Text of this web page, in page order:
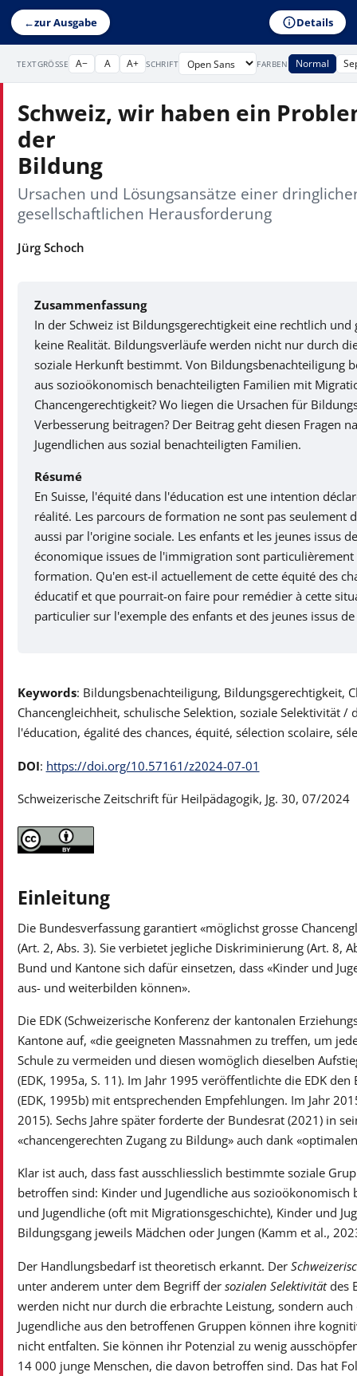
←zur Ausgabe Details
TEXTGRÖSSE A− A A+ SCHRIFT FARBEN Normal
Schweiz, wir haben ein
der
Bildung
Ursachen und Lösungsansätze einer
gesellschaftlichen Herausforderung
Jürg Schoch
Zusammenfassung
In der Schweiz ist Bildungsgerechtigkeit eine rechtlich
keine Realität. Bildungsverläufe werden nicht nur durch
soziale Herkunft bestimmt. Von Bildungsbenachteiligung
aus sozioökonomisch benachteiligten Familien mit
Chancengerechtigkeit? Wo liegen die Ursachen für
Verbesserung beitragen? Der Beitrag geht diesen Fragen
Jugendlichen aus sozial benachteiligten Familien.
Résumé
En Suisse, l'équité dans l'éducation est une intention
réalité. Les parcours de formation ne sont pas seulement
aussi par l'origine sociale. Les enfants et les jeunes issus
économique issues de l'immigration sont
formation. Qu'en est-il actuellement de cette équité des
éducatif et que pourrait-on faire pour remédier à cette
particulier sur l'exemple des enfants et des jeunes issus
Keywords: Bildungsbenachteiligung, Bildungsgerechtigkeit,
Chancengleichheit, schulische Selektion, soziale Selektivität
l'éducation, égalité des chances, équité, sélection scolaire,
DOI: https://doi.org/10.57161/z2024-07-01
Schweizerische Zeitschrift für Heilpädagogik, Jg. 30, 07/2024
Einleitung
Die Bundesverfassung garantiert «möglichst grosse
(Art. 2, Abs. 3). Sie verbietet jegliche Diskriminierung (Art. 8,
Bund und Kantone sich dafür einsetzen, dass «Kinder und
aus- und weiterbilden können».
Die EDK (Schweizerische Konferenz der kantonalen
Kantone auf, «die geeigneten Massnahmen zu treffen, um
Schule zu vermeiden und diesen womöglich dieselben
(EDK, 1995a, S. 11). Im Jahr 1995 veröffentlichte die EDK
(EDK, 1995b) mit entsprechenden Empfehlungen. Im Jahr
2015). Sechs Jahre später forderte der Bundesrat (2021) in
«chancengerechten Zugang zu Bildung» auch dank
Klar ist auch, dass fast ausschliesslich bestimmte soziale
betroffen sind: Kinder und Jugendliche aus
und Jugendliche (oft mit Migrationsgeschichte), Kinder und
Bildungsgang jeweils Mädchen oder Jungen (Kamm et al.,
Der Handlungsbedarf ist theoretisch erkannt. Der
unter anderem unter dem Begriff der sozialen Selektivitätdes
werden nicht nur durch die erbrachte Leistung, sondern
Jugendliche aus den betroffenen Gruppen können ihre
nicht entfalten. Sie können ihr Potenzial zu wenig
14 000 junge Menschen, die davon betroffen sind. Das hat